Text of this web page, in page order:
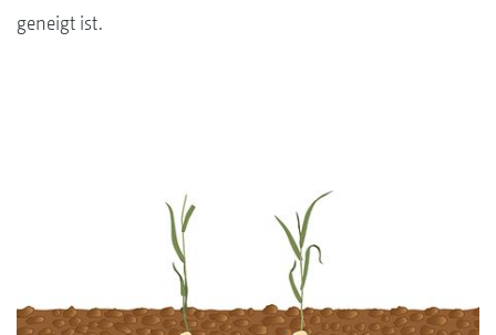
geneigt ist.